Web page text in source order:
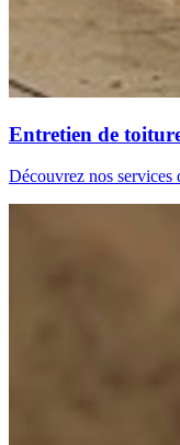
Entretien de
Découvrez nos services